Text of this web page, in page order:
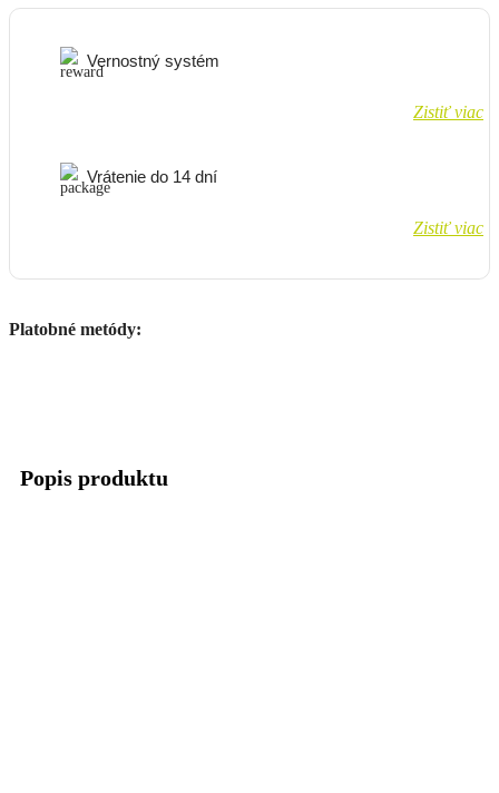
Vernostný systém
Zistiť viac
Vrátenie do 14 dní
Zistiť viac
Platobné metódy:
Popis produktu